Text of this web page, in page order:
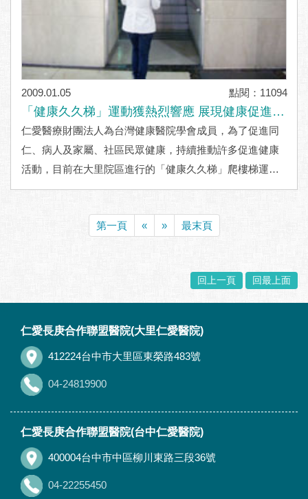
2009.01.05 點閱：11094
「健康久久梯」運動獲熱烈響應 展現健康促進具
體成效
仁愛醫療財團法人為台灣健康醫院學會成員，為了促進同
仁、病人及家屬、社區民眾健康，持續推動許多促進健康
活動，目前在大里院區進行的「健康久久梯」爬樓梯運動
吸引許多同仁、病人與社區民眾加入，獲得熱烈迴響，
第一頁
« » 最末頁
回上一頁 回最上面
仁愛長庚合作聯盟醫院(大里仁愛醫院)
412224台中市大里區東榮路483號
04-24819900
仁愛長庚合作聯盟醫院(台中仁愛醫院)
400004台中市中區柳川東路三段36號
04-22255450